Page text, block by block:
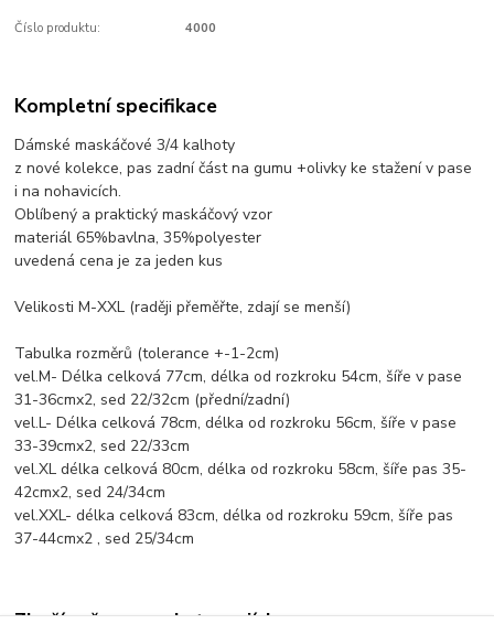
Číslo produktu: 4000
Kompletní specifikace
Dámské maskáčové 3/4 kalhoty
z nové kolekce, pas zadní část na gumu +olivky ke stažení v pase
i na nohavicích.
Oblíbený a praktický maskáčový vzor
materiál 65%bavlna, 35%polyester
uvedená cena je za jeden kus
Velikosti M-XXL (raději přeměřte, zdají se menší)
Tabulka rozměrů (tolerance +-1-2cm)
vel.M- Délka celková 77cm, délka od rozkroku 54cm, šíře v pase
31-36cmx2, sed 22/32cm (přední/zadní)
vel.L- Délka celková 78cm, délka od rozkroku 56cm, šíře v pase
33-39cmx2, sed 22/33cm
vel.XL délka celková 80cm, délka od rozkroku 58cm, šíře pas 35-
42cmx2, sed 24/34cm
vel.XXL- délka celková 83cm, délka od rozkroku 59cm, šíře pas
37-44cmx2 , sed 25/34cm